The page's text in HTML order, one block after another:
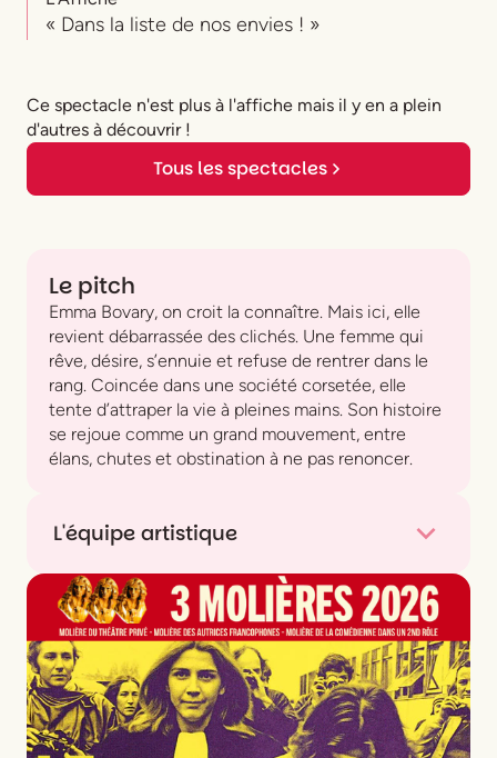
« Dans la liste de nos envies ! »
Ce spectacle n'est plus à l'affiche mais il y en a plein
d'autres à découvrir !
Tous les spectacles
Le pitch
Emma Bovary, on croit la connaître. Mais ici, elle
revient débarrassée des clichés. Une femme qui
rêve, désire, s’ennuie et refuse de rentrer dans le
rang. Coincée dans une société corsetée, elle
tente d’attraper la vie à pleines mains. Son histoire
se rejoue comme un grand mouvement, entre
élans, chutes et obstination à ne pas renoncer.
L'équipe artistique
Texte, mise en scèneChristophe Honoré
D’après le roman deGustave Flaubert
Collaboration à la mise en scèneChristèle Ortu
Scénographie Thibaut Fack
LumièresDominique Bruguière
CostumesPascaline Chavanne
SonJanyves Coïc